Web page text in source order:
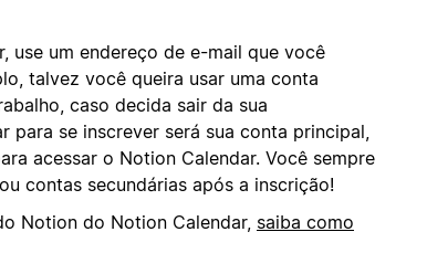
use um endereço de e-mail que você
talvez você queira usar uma conta
caso decida sair da sua
para se inscrever será sua conta principal,
acessar o Notion Calendar. Você sempre
contas secundárias após a inscrição!
Notion do Notion Calendar, saiba como